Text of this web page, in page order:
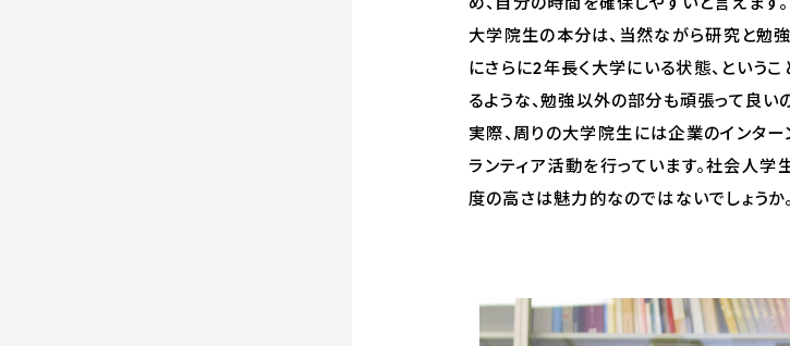
大学院生の本分は、当然ながら研究と勉強
にさらに2年長く大学にいる状態、という
るような、勉強以外の部分も頑張って良い
実際、周りの大学院生には企業のインタ
ランティア活動を行っています。社会人
度の高さは魅力的なのではないでしょうか。